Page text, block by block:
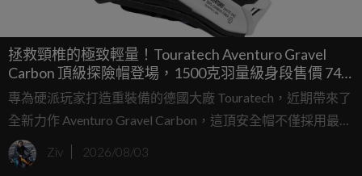
拯救頸椎的極致輕量！Touratech Aventuro Gravel
Carbon 頂級探險帽登場，1500克羽量級身段售價 749
歐元
專為硬派玩家打造重裝備的德國大廠 Touratech，近期帶來了
全新力作 Aventuro Gravel Carbon，這頂安全帽不僅採用最頂
尖的材料科技，更以極致的輕量化與多變機能，誓言成為你
長途征戰的最佳戰友。
Ziv 2026/08/03